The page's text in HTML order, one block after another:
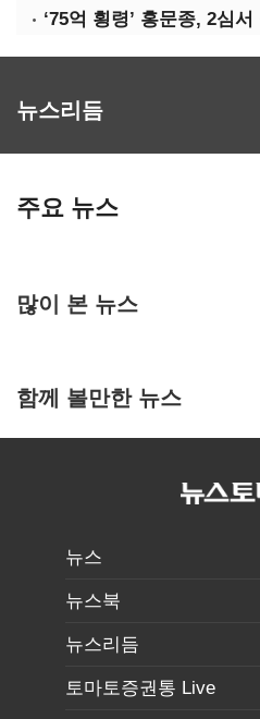
뉴스리듬
주요 뉴스
많이 본 뉴스
함께 볼만한 뉴스
뉴스
뉴스북
뉴스리듬
토마토증권통 Live